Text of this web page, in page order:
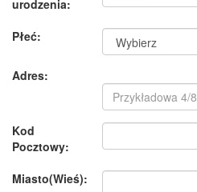
urodzenia:
Płeć:
Adres:
Kod
Pocztowy:
Miasto(Wieś):